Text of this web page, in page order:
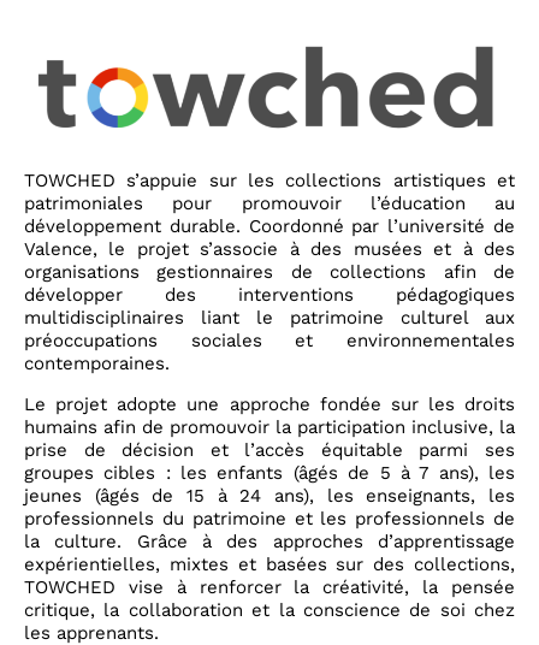
TOWCHED s’appuie sur les collections artistiques et
patrimoniales pour promouvoir l’éducation au
développement durable. Coordonné par l’université de
Valence, le projet s’associe à des musées et à des
organisations gestionnaires de collections afin de
développer des interventions pédagogiques
multidisciplinaires liant le patrimoine culturel aux
préoccupations sociales et environnementales
contemporaines.
Le projet adopte une approche fondée sur les droits
humains afin de promouvoir la participation inclusive, la
prise de décision et l’accès équitable parmi ses
groupes cibles : les enfants (âgés de 5 à 7 ans), les
jeunes (âgés de 15 à 24 ans), les enseignants, les
professionnels du patrimoine et les professionnels de
la culture. Grâce à des approches d’apprentissage
expérientielles, mixtes et basées sur des collections,
TOWCHED vise à renforcer la créativité, la pensée
critique, la collaboration et la conscience de soi chez
les apprenants.